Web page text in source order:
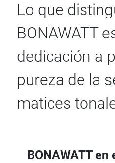
Lo que
BONAWATT
dedicación a
pureza de la
matices
BONAWATT en